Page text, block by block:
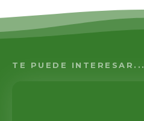
TE PUEDE INTERESAR...